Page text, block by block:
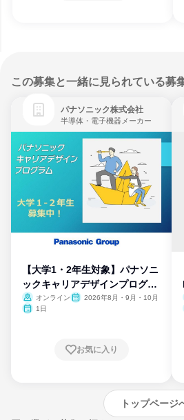
この募集と一緒に見られている募
パナソニック株式会社
半導体・電子機器メーカー
【大学1・2年生対象】パナソニ
ックキャリアデザインプログラ
ム
オンライン
2026年8月・9月・10月
1日
お気に入り
トップページ